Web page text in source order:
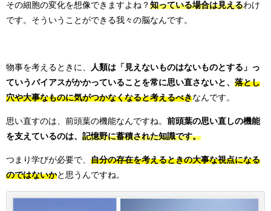
その細胞の変化を想像できますよね？ 知っている場合は見えるわけ
です。そういうことができる我々の脳なんです。
物事を考えるときに、
人類は「見えないものはないものとする」っ
ていう バイアスがかかっていることを常に思い直さないと、 落とし
穴や大事なものに気がつかなくなると考えるべきなんです。
思い直すのは、前頭葉の機能なんですね。 前頭葉の思い直しの機能
を支えているのは、 記憶野に蓄積された知識です。
つまり学びが必要で、 自分の存在を考えるときの大事な視点になる
のではないかと思うんですね。